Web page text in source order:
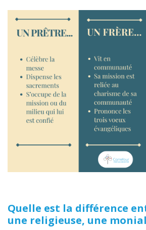
Quelle est la différence
une religieuse, une